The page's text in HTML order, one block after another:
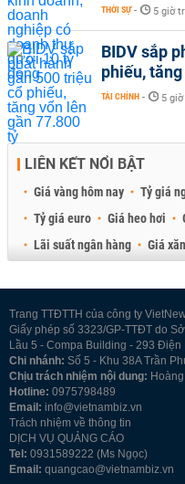
THỜI SỰ - 5 giờ
BIDV sắp
phiếu,
TÀI CHÍNH - 5
LIÊN KẾT NỔI BẬT
Giá vàng hôm nay Tỷ giá
Tỷ giá euro
Giá heo hơi
Lãi suất ngân hàng
Giá
Trang TTĐTTH của công ty
Giấy phép số 3323/GP-TTĐT do
Lầu 5 - Compa Building - 293
Chi nhánh: Số 5 - Khu 38A Trần
Chịu trách nhiệm nội dung:
Hotline: 0975798489
Email: info@vietnambiz.vn
Trách nhiệm về thông tin
DỊCH VỤ QUẢNG CÁO
Tel: 0931589222 (Ms Ngọc)
Email: quangcao@vietnambiz.vn